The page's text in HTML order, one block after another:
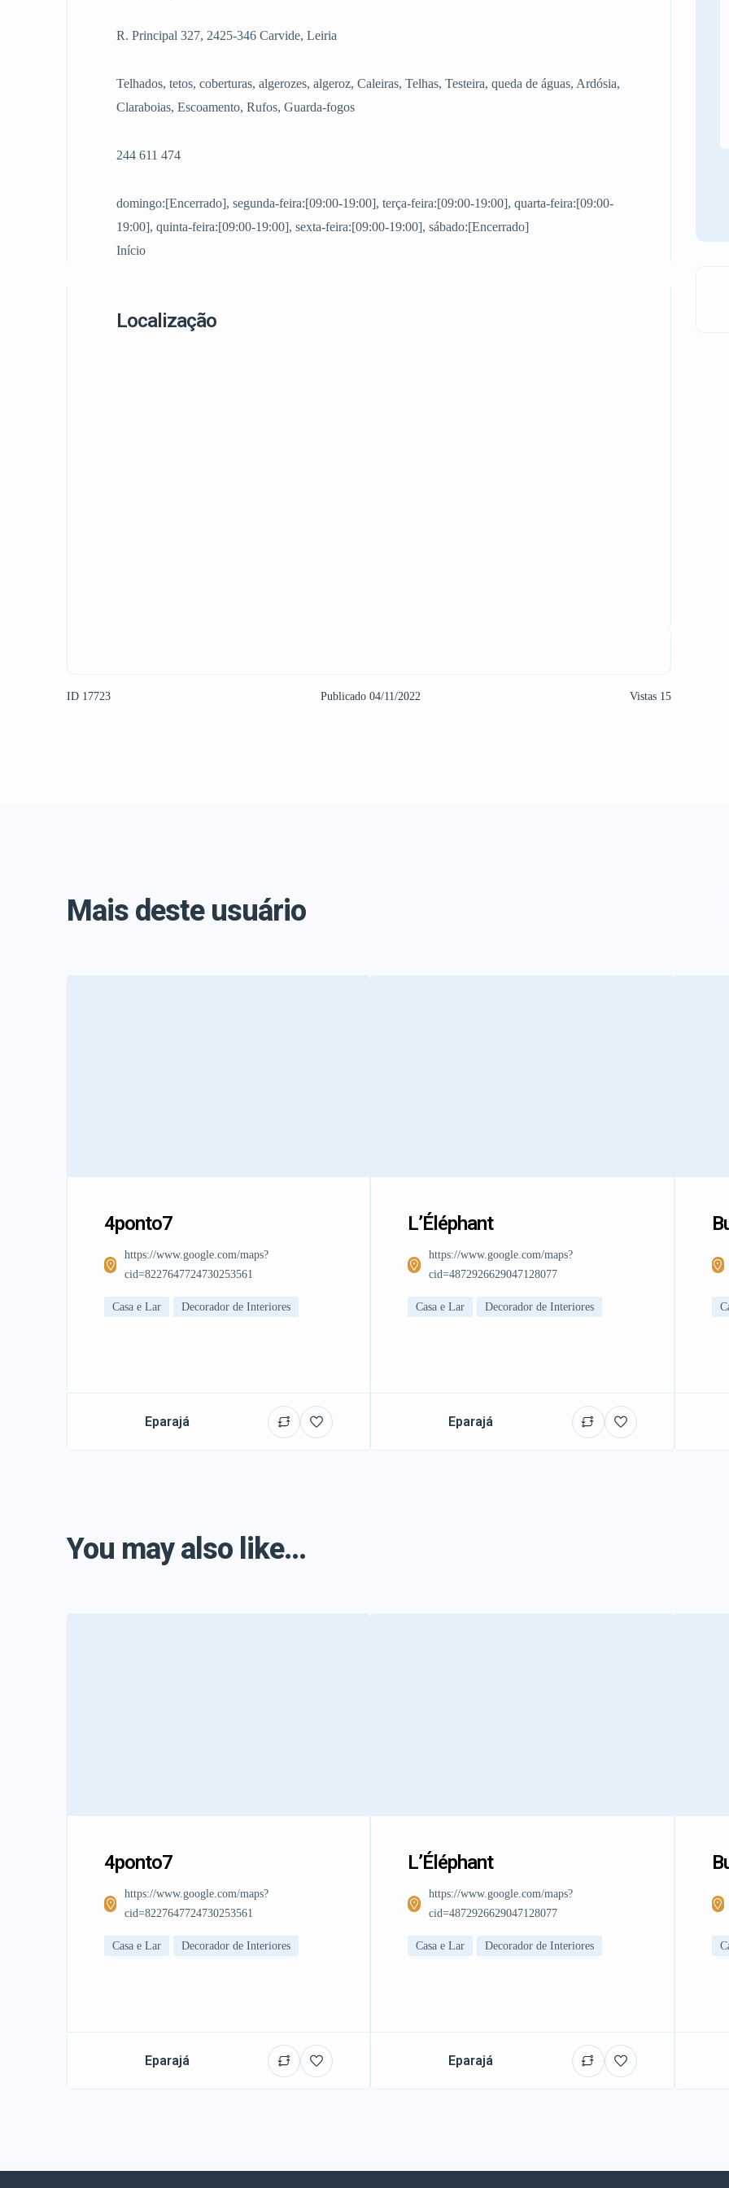
R. Principal 327, 2425-346 Carvide, Leiria
Telhados, tetos, coberturas, algerozes, algeroz, Caleiras, Telhas, Testeira, queda de águas, Ardósia,
Claraboias, Escoamento, Rufos, Guarda-fogos
244 611 474
domingo:[Encerrado], segunda-feira:[09:00-19:00], terça-feira:[09:00-19:00], quarta-feira:[09:00-
19:00], quinta-feira:[09:00-19:00], sexta-feira:[09:00-19:00], sábado:[Encerrado]
Início
Localização
ID 17723 Publicado 04/11/2022 Vistas 15
Mais deste usuário
4ponto7
https://www.google.com/maps?
cid=8227647724730253561
Casa e Lar Decorador de Interiores
Eparajá
L’Éléphant
https://www.google.com/maps?
cid=4872926629047128077
Casa e Lar Decorador de Interiores
Eparajá
You may also like...
4ponto7
https://www.google.com/maps?
cid=8227647724730253561
Casa e Lar Decorador de Interiores
Eparajá
L’Éléphant
https://www.google.com/maps?
cid=4872926629047128077
Casa e Lar Decorador de Interiores
Eparajá